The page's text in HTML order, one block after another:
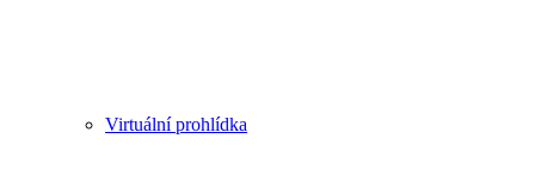
Virtuální prohlídka